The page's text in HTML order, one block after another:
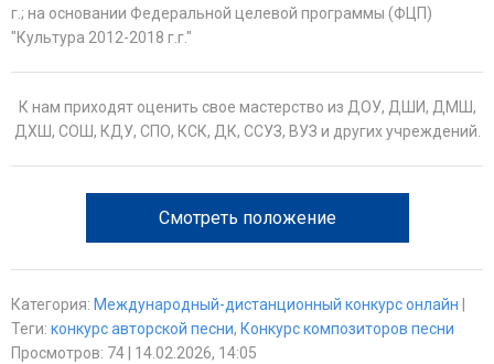
г.; на основании Федеральной целевой программы (ФЦП)
"Культура 2012-2018 г.г."
К нам приходят оценить свое мастерство из ДОУ, ДШИ, ДМШ,
ДХШ, СОШ, КДУ, СПО, КСК, ДК, ССУЗ, ВУЗ и других учреждений.
Смотреть положение
Категория: Международный-дистанционный конкурс онлайн
Теги: конкурс авторской песни, Конкурс композиторов песни
Просмотров: 74 | 14.02.2026, 14:05